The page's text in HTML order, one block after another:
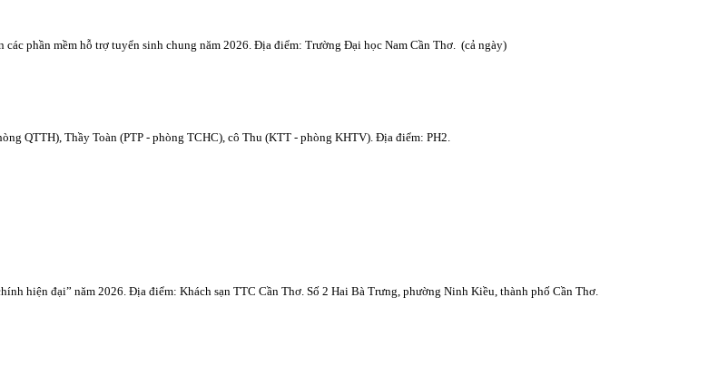
phần mềm hỗ trợ tuyển sinh chung năm 2026. Địa điểm: Trường Đại học Nam Cần Thơ. (cả ngày)
QTTH), Thầy Toàn (PTP - phòng TCHC), cô Thu (KTT - phòng KHTV). Địa điểm: PH2.
hiện đại” năm 2026. Địa điểm: Khách sạn TTC Cần Thơ. Số 2 Hai Bà Trưng, phường Ninh Kiều, thành phố Cần Thơ.